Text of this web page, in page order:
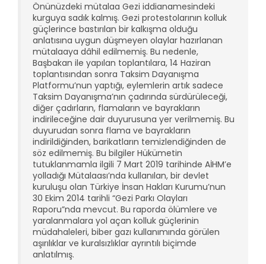
Önünüzdeki mütalaa Gezi iddianamesindeki
kurguya sadık kalmış. Gezi protestolarının kolluk
güçlerince bastırılan bir kalkışma olduğu
anlatısına uygun düşmeyen olaylar hazırlanan
mütalaaya dâhil edilmemiş. Bu nedenle,
Başbakan ile yapılan toplantılara, 14 Haziran
toplantısından sonra Taksim Dayanışma
Platformu’nun yaptığı, eylemlerin artık sadece
Taksim Dayanışma’nın çadırında sürdürüleceği,
diğer çadırların, flamaların ve bayrakların
indirileceğine dair duyurusuna yer verilmemiş. Bu
duyurudan sonra flama ve bayrakların
indirildiğinden, barikatların temizlendiğinden de
söz edilmemiş. Bu bilgiler Hükümetin
tutuklanmamla ilgili 7 Mart 2019 tarihinde AİHM’e
yolladığı Mütalaası’nda kullanılan, bir devlet
kuruluşu olan Türkiye İnsan Hakları Kurumu’nun
30 Ekim 2014 tarihli “Gezi Parkı Olayları
Raporu”nda mevcut. Bu raporda ölümlere ve
yaralanmalara yol açan kolluk güçlerinin
müdahaleleri, biber gazı kullanımında görülen
aşırılıklar ve kuralsızlıklar ayrıntılı biçimde
anlatılmış.